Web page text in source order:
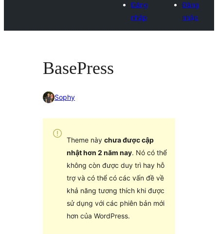
Đăng
nhập
Đăng
nhập
BasePress
Sophy
Theme này chưa được cập
nhật hơn 2 năm nay. Nó có thể
không còn được duy trì hay hỗ
trợ và có thể có các vấn đề về
khả năng tương thích khi được
sử dụng với các phiên bản mới
hơn của WordPress.